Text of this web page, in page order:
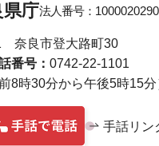
庁法人番号：
奈良市登大路町30
番号： 0742-22-1101
8時30分から午後5時15分
手話リン